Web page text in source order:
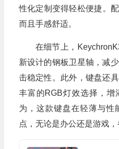
性化定制变得轻松便捷。
而且手感舒适。
在细节上，
新设计的钢板卫星轴，减
击稳定性。此外，键盘还
丰富的RGB灯效选择，增
为，这款键盘在轻薄与性
点，无论是办公还是游戏，